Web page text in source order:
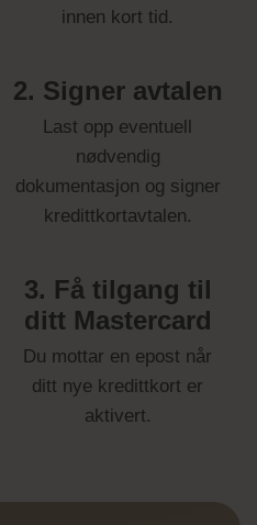
innen kort tid.
2. Signer avtalen
Last opp eventuell
nødvendig
dokumentasjon og signer
kredittkortavtalen.
3. Få tilgang til
ditt Mastercard
Du mottar en epost når
ditt nye kredittkort er
aktivert.